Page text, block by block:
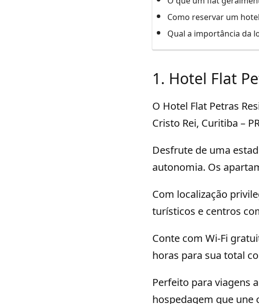
Como reservar um
Qual a importância da
1. Hotel Flat
O Hotel Flat Petras
Cristo Rei, Curitiba –
Desfrute de uma
autonomia. Os
Com localização
turísticos e centros
Conte com Wi-Fi
horas para sua total
Perfeito para viagens
hospedagem que une